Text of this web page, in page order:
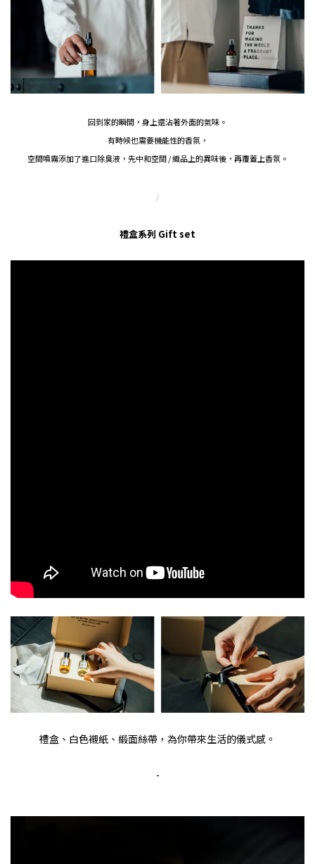
回到家的瞬間，身上還沾著外面的氣味。
有時候也需要機能性的香氛，
空間噴霧添加了進口除臭液，先中和空間 / 織品上的異味後，再覆蓋上香氛。
/
禮盒系列 Gift set
禮盒、白色襯紙、緞面絲帶，為你帶來生活的儀式感。
-